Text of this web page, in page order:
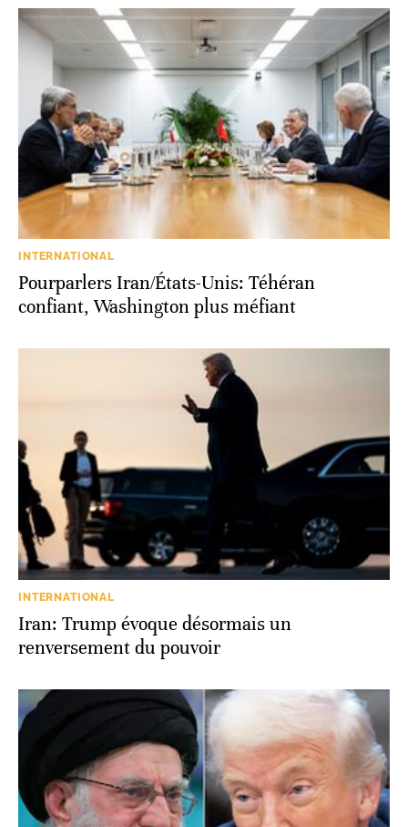
INTERNATIONAL
Pourparlers Iran/États-Unis: Téhéran
confiant, Washington plus méfiant
INTERNATIONAL
Iran: Trump évoque désormais un
renversement du pouvoir